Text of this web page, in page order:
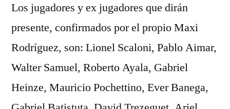
Los jugadores y ex jugadores que dirán
presente, confirmados por el propio Maxi
Rodríguez, son: Lionel Scaloni, Pablo Aimar,
Walter Samuel, Roberto Ayala, Gabriel
Heinze, Mauricio Pochettino, Ever Banega,